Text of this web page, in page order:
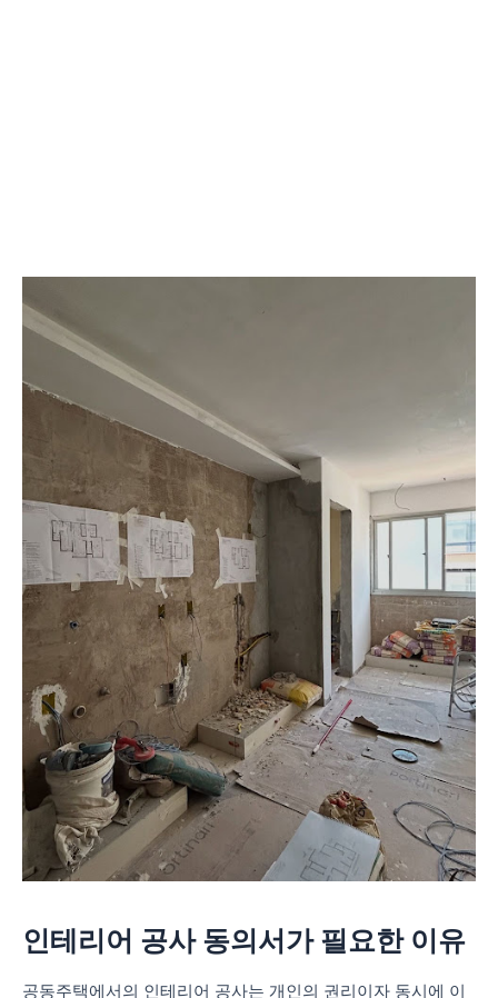
인테리어 공사 동의서가 필요한 이유
공동주택에서의 인테리어 공사는 개인의 권리이자 동시에 이